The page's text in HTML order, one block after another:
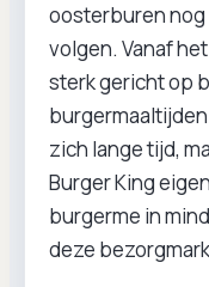
oosterburen nog
volgen. Vanaf
sterk gericht op
zich lange tijd,
Burger King
burgerme in
deze